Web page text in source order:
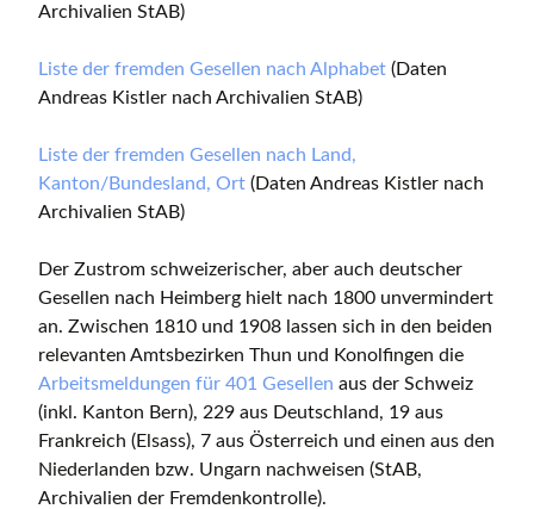
Archivalien StAB)
Liste der fremden Gesellen nach Alphabet (Daten
Andreas Kistler nach Archivalien StAB)
Liste der fremden Gesellen nach Land,
Kanton/Bundesland, Ort (Daten Andreas Kistler nach
Archivalien StAB)
Der Zustrom schweizerischer, aber auch deutscher
Gesellen nach Heimberg hielt nach 1800 unvermindert
an. Zwischen 1810 und 1908 lassen sich in den beiden
relevanten Amtsbezirken Thun und Konolfingen die
Arbeitsmeldungen für 401 Gesellen aus der Schweiz
(inkl. Kanton Bern), 229 aus Deutschland, 19 aus
Frankreich (Elsass), 7 aus Österreich und einen aus den
Niederlanden bzw. Ungarn nachweisen (StAB,
Archivalien der Fremdenkontrolle).